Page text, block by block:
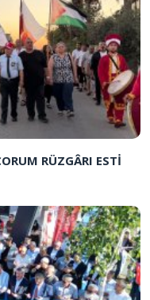
RÜZGÂRI ESTİ